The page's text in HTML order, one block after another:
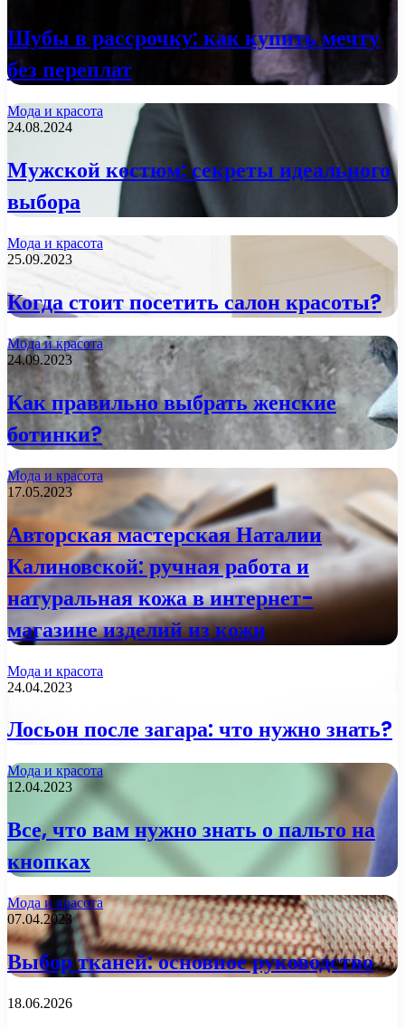
Шубы в рассрочку: как купить мечту
без переплат
Мода и красота
24.08.2024
Мужской костюм: секреты идеального
выбора
Мода и красота
25.09.2023
Когда стоит посетить салон красоты?
Мода и красота
24.09.2023
Как правильно выбрать женские
ботинки?
Мода и красота
17.05.2023
Авторская мастерская Наталии
Калиновской: ручная работа и
натуральная кожа в интернет-
магазине изделий из кожи
Мода и красота
24.04.2023
Лосьон после загара: что нужно знать?
Мода и красота
12.04.2023
Все, что вам нужно знать о пальто на
кнопках
Мода и красота
07.04.2023
Выбор тканей: основное руководство
18.06.2026